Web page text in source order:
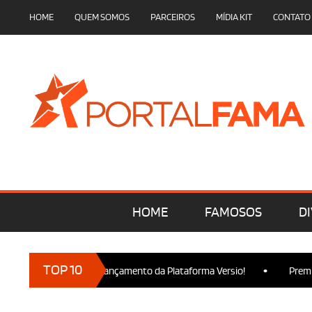
HOME QUEM SOMOS PARCEIROS MÍDIA KIT CONTATO
HOME FAMOSOS
TOP 10
presença no Lançamento da Plataforma Versio!